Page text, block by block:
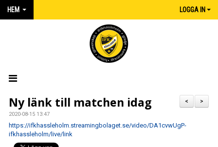
HEM LOGGA IN
HEM >
<
Ny länk till matchen idag
2020-08-15 13:47
https://ifkhassleholm.streamingbolaget.se/video/DA1cvwUgP-
ifkhassleholm/live/link